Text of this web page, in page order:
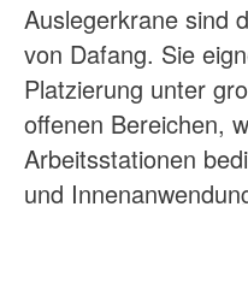
Schwenkkranen
Elektro hebezeug
Kran-Ersatzteile
Auslegerkrane sind
von Dafang. Sie
Platzierung unter
offenen Bereichen,
Arbeitsstationen
und
oder in
wo sie mit anderen